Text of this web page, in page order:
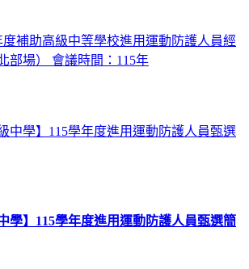
補助高級中等學校進用運動防護人員經
部場） 會議時間：115年
學】115學年度進用運動防護人員甄選簡